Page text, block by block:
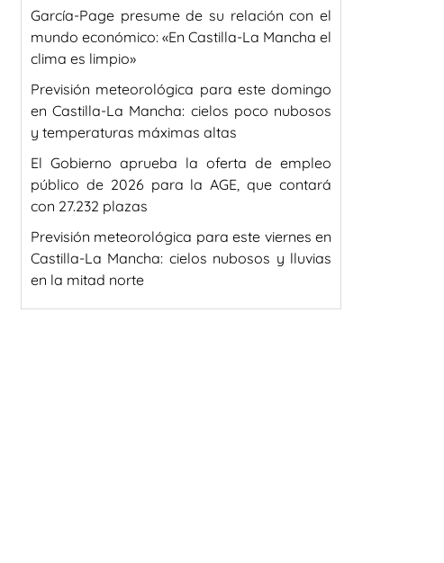
García-Page presume de su relación con el
mundo económico: «En Castilla-La Mancha el
clima es limpio»
Previsión meteorológica para este domingo
en Castilla-La Mancha: cielos poco nubosos
y temperaturas máximas altas
El Gobierno aprueba la oferta de empleo
público de 2026 para la AGE, que contará
con 27.232 plazas
Previsión meteorológica para este viernes en
Castilla-La Mancha: cielos nubosos y lluvias
en la mitad norte